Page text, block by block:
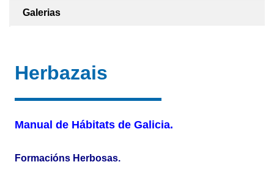
Galerias
Herbazais
Manual de Hábitats de Galicia.
Formacións Herbosas.